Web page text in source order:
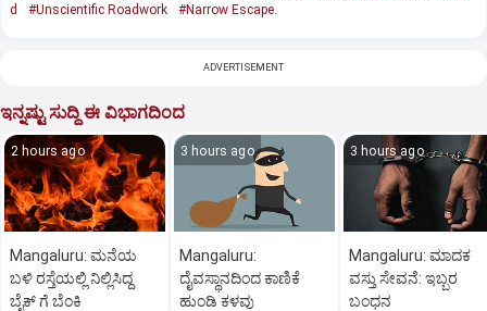
d
#Unscientific Roadwork #Narrow Escape.
ADVERTISEMENT
ಇನ್ನಷ್ಟು ಸುದ್ದಿ ಈ ವಿಭಾಗದಿಂದ
2 hours ago
Mangaluru: ಮನೆಯ
ಬಳಿ ರಸ್ತೆಯಲ್ಲಿ ನಿಲ್ಲಿಸಿದ್ದ
ಬೈಕ್ ಗೆ ಬೆಂಕಿ
3 hours ago
Mangaluru:
ದೈವಸ್ಥಾನದಿಂದ ಕಾಣಿಕೆ
ಹುಂಡಿ ಕಳವು
3 hours ago
Mangaluru: ಮಾದಕ
ವಸ್ತು ಸೇವನೆ: ಇಬ್ಬರ
ಬಂಧನ